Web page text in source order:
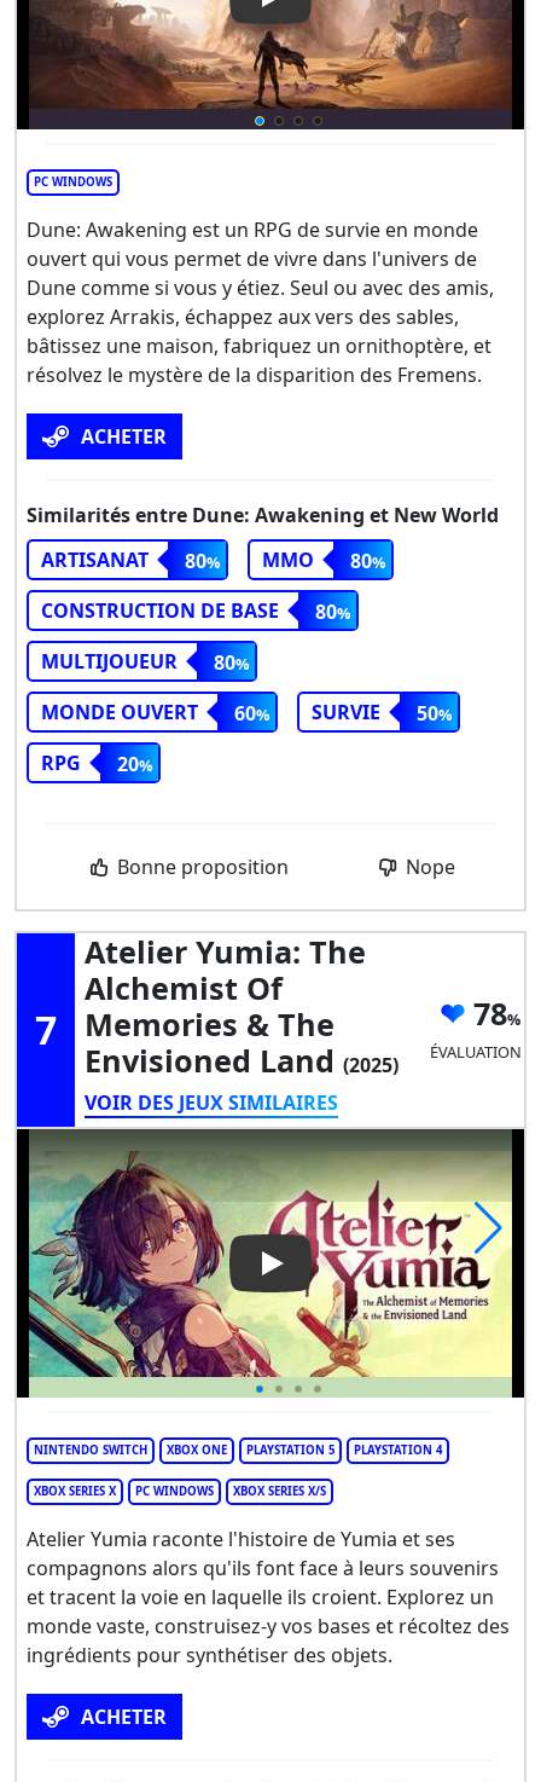
Play Video: Dune: Awakening
PC WINDOWS
Dune: Awakening est un RPG de survie en monde
ouvert qui vous permet de vivre dans l'univers de
Dune comme si vous y étiez. Seul ou avec des amis,
explorez Arrakis, échappez aux vers des sables,
bâtissez une maison, fabriquez un ornithoptère, et
résolvez le mystère de la disparition des Fremens.
ACHETER
Similarités entre Dune: Awakening et New World
ARTISANAT
80 MMO
80
CONSTRUCTION DE BASE
80
MULTIJOUEUR
80
MONDE OUVERT
60 SURVIE
50
RPG
20
Bonne proposition Nope
7
Atelier Yumia: The
Alchemist Of
Memories & The
Envisioned Land (2025)
VOIR DES JEUX SIMILAIRES
78
ÉVALUATION
Play Video: Atelier Yumia:
NINTENDO SWITCH XBOX ONE PLAYSTATION 5 PLAYSTATION 4
XBOX SERIES X PC WINDOWS XBOX SERIES X/S
Atelier Yumia raconte l'histoire de Yumia et ses
compagnons alors qu'ils font face à leurs souvenirs
et tracent la voie en laquelle ils croient. Explorez un
monde vaste, construisez-y vos bases et récoltez des
ingrédients pour synthétiser des objets.
ACHETER